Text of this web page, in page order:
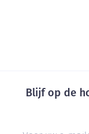
Blijf op de